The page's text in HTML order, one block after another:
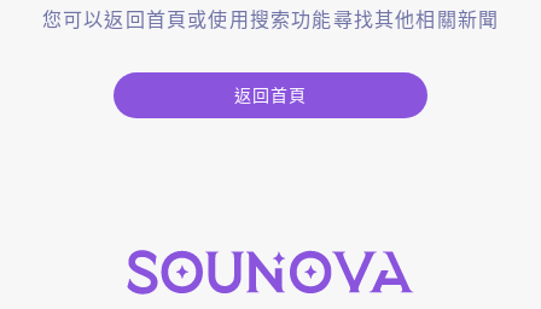
您可以返回首頁或使用搜索功能尋找其他相關新聞
返回首頁